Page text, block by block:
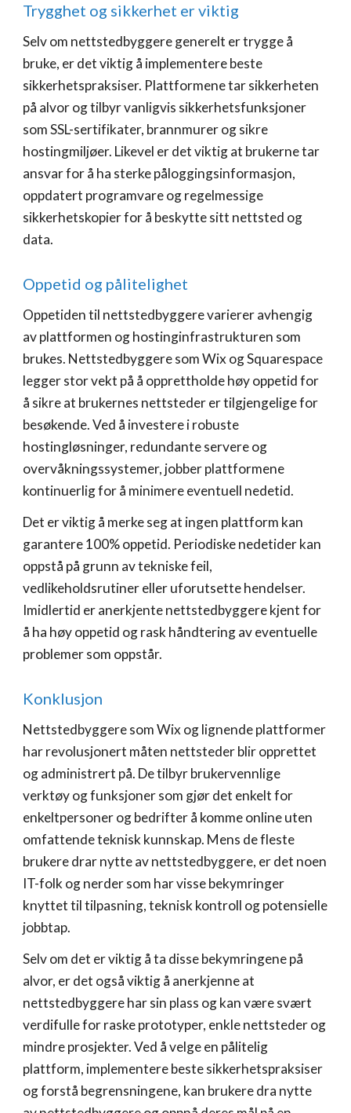
Trygghet og sikkerhet er viktig
Selv om nettstedbyggere generelt er trygge å
bruke, er det viktig å implementere beste
sikkerhetspraksiser. Plattformene tar sikkerheten
på alvor og tilbyr vanligvis sikkerhetsfunksjoner
som SSL-sertifikater, brannmurer og sikre
hostingmiljøer. Likevel er det viktig at brukerne tar
ansvar for å ha sterke påloggingsinformasjon,
oppdatert programvare og regelmessige
sikkerhetskopier for å beskytte sitt nettsted og
data.
Oppetid og pålitelighet
Oppetiden til nettstedbyggere varierer avhengig
av plattformen og hostinginfrastrukturen som
brukes. Nettstedbyggere som Wix og Squarespace
legger stor vekt på å opprettholde høy oppetid for
å sikre at brukernes nettsteder er tilgjengelige for
besøkende. Ved å investere i robuste
hostingløsninger, redundante servere og
overvåkningssystemer, jobber plattformene
kontinuerlig for å minimere eventuell nedetid.
Det er viktig å merke seg at ingen plattform kan
garantere 100% oppetid. Periodiske nedetider kan
oppstå på grunn av tekniske feil,
vedlikeholdsrutiner eller uforutsette hendelser.
Imidlertid er anerkjente nettstedbyggere kjent for
å ha høy oppetid og rask håndtering av eventuelle
problemer som oppstår.
Konklusjon
Nettstedbyggere som Wix og lignende plattformer
har revolusjonert måten nettsteder blir opprettet
og administrert på. De tilbyr brukervennlige
verktøy og funksjoner som gjør det enkelt for
enkeltpersoner og bedrifter å komme online uten
omfattende teknisk kunnskap. Mens de fleste
brukere drar nytte av nettstedbyggere, er det noen
IT-folk og nerder som har visse bekymringer
knyttet til tilpasning, teknisk kontroll og potensielle
jobbtap.
Selv om det er viktig å ta disse bekymringene på
alvor, er det også viktig å anerkjenne at
nettstedbyggere har sin plass og kan være svært
verdifulle for raske prototyper, enkle nettsteder og
mindre prosjekter. Ved å velge en pålitelig
plattform, implementere beste sikkerhetspraksiser
og forstå begrensningene, kan brukere dra nytte